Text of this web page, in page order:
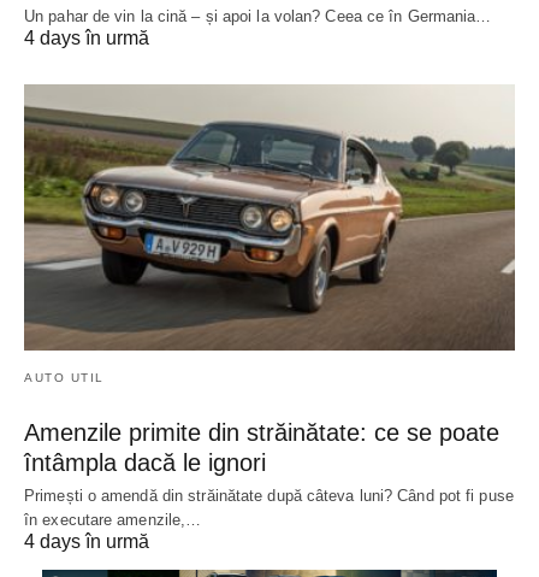
Un pahar de vin la cină – și apoi la volan? Ceea ce în Germania…
4 days în urmă
AUTO UTIL
Amenzile primite din străinătate: ce se poate
întâmpla dacă le ignori
Primești o amendă din străinătate după câteva luni? Când pot fi puse
în executare amenzile,…
4 days în urmă